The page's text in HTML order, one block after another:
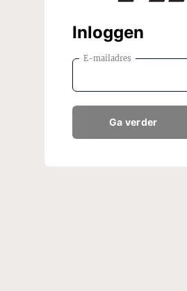
Inloggen
E-mailadres
Ga verder